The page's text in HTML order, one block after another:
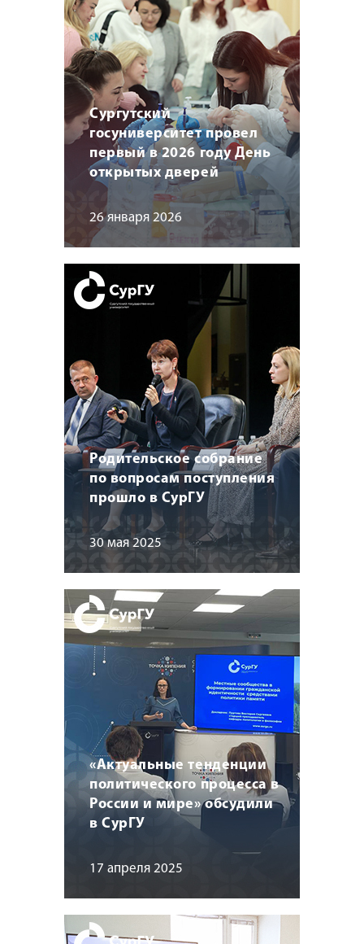
Сургутский
госуниверситет провел
первый в 2026 году День
открытых дверей
26 января 2026
Родительское собрание
по вопросам поступления
прошло в СурГУ
30 мая 2025
«Актуальные тенденции
политического процесса в
России и мире» обсудили
в СурГУ
17 апреля 2025